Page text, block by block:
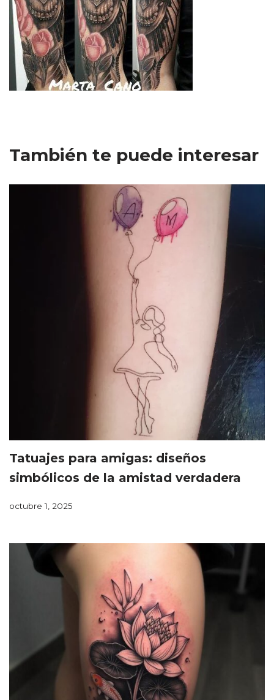
También te puede interesar
Tatuajes para amigas: diseños
simbólicos de la amistad verdadera
octubre 1, 2025